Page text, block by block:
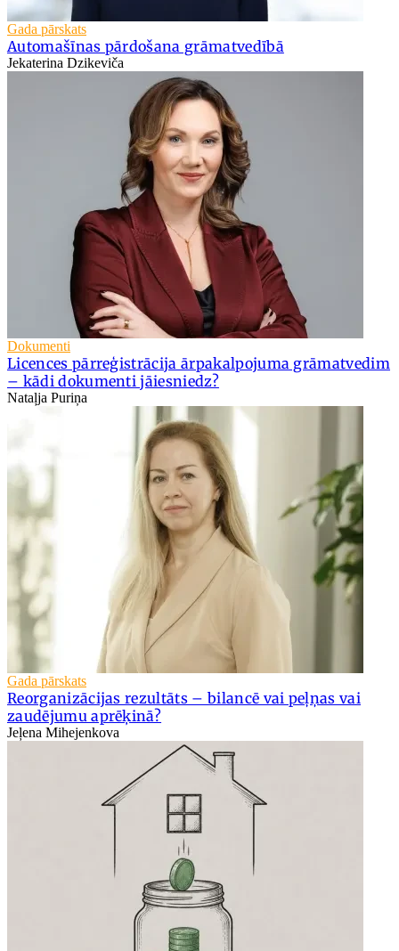
Gada pārskats
Automašīnas pārdošana grāmatvedībā
Jekaterina Dzikeviča
Dokumenti
Licences pārreģistrācija ārpakalpojuma grāmatvedim
– kādi dokumenti jāiesniedz?
Nataļja Puriņa
Gada pārskats
Reorganizācijas rezultāts – bilancē vai peļņas vai
zaudējumu aprēķinā?
Jeļena Mihejenkova